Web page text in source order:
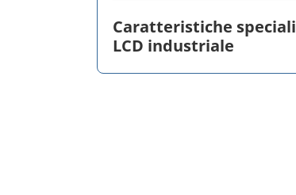
Caratteristiche speciali
LCD industriale